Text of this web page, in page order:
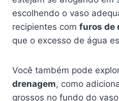
escolhendo o vaso
recipientes com furos de
que o excesso de água
Você também pode
drenagem, como
grossos no fundo do